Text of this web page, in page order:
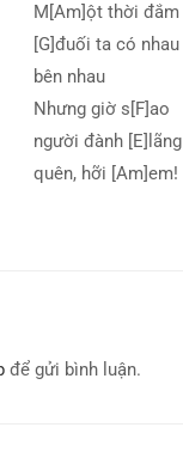
M[Am]ột thời đắm
[G]đuối ta có nhau
bên nhau
Nhưng giờ s[F]ao
người đành [E]lãng
quên, hỡi [Am]em!
để gửi bình luận.